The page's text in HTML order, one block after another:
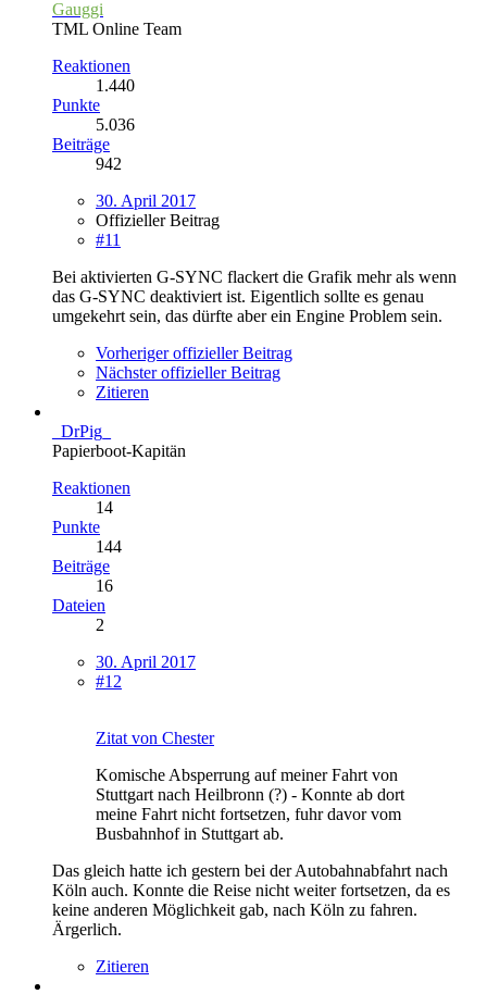
Gauggi
TML Online Team
Reaktionen
1.440
Punkte
5.036
Beiträge
942
30. April 2017
Offizieller Beitrag
#11
Bei aktivierten G-SYNC flackert die Grafik mehr als wenn
das G-SYNC deaktiviert ist. Eigentlich sollte es genau
umgekehrt sein, das dürfte aber ein Engine Problem sein.
Vorheriger offizieller Beitrag
Nächster offizieller Beitrag
Zitieren
_DrPig_
Papierboot-Kapitän
Reaktionen
14
Punkte
144
Beiträge
16
Dateien
2
30. April 2017
#12
Zitat von Chester
Komische Absperrung auf meiner Fahrt von
Stuttgart nach Heilbronn (?) - Konnte ab dort
meine Fahrt nicht fortsetzen, fuhr davor vom
Busbahnhof in Stuttgart ab.
Das gleich hatte ich gestern bei der Autobahnabfahrt nach
Köln auch. Konnte die Reise nicht weiter fortsetzen, da es
keine anderen Möglichkeit gab, nach Köln zu fahren.
Ärgerlich.
Zitieren